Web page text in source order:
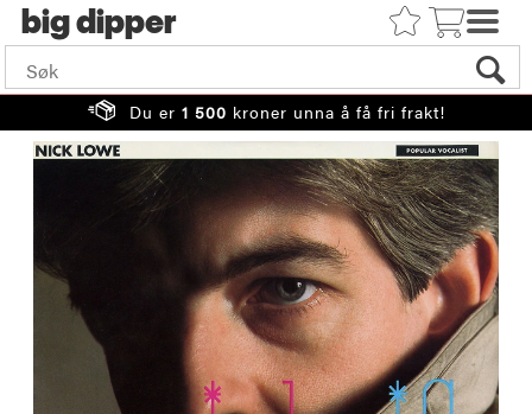
big
Du er 1 500 kroner unna å få fri frakt!